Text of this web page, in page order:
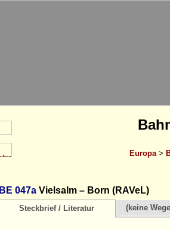
Europa>
BE 047a Vielsalm – Born (RAVeL)
Steckbrief / Literatur (keine